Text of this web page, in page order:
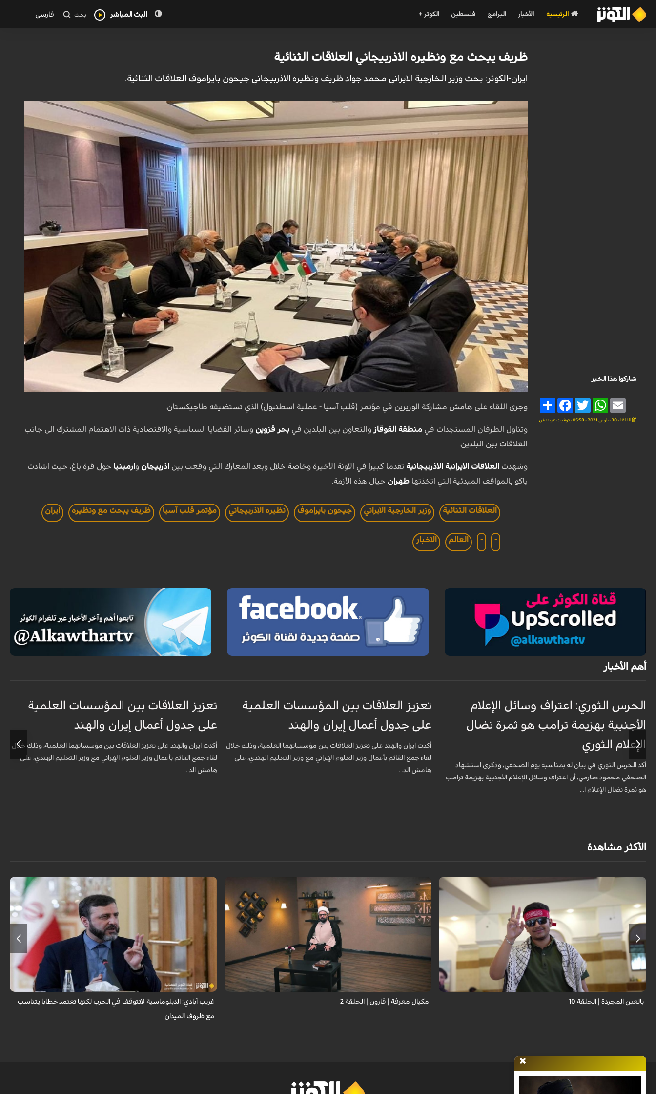
الرئيسية الأخبار البرامج فلسطين الكوثر + البث المباشر بحث فارسی
شاركوا هذا الخبر
Share
FacebookTwitter
WhatsAppEmail
الثلاثاء 30 مارس 2021 - 05:58 بتوقيت غرينتش
ظريف يبحث مع ونظيره الاذربيجاني العلاقات الثنائية
ايران-الكوثر: بحث وزير الخارجية الايراني محمد جواد ظريف ونظيره الاذربيجاني جيحون بايراموف العلاقات الثنائية.
وجرى اللقاء على هامش مشاركة الوزيرين في مؤتمر (قلب آسيا - عملية اسطنبول) الذي تستضيفه طاجيكستان.
وتناول الطرفان المستجدات في منطقة القوقاز والتعاون بين البلدين في بحر قزوين وسائر القضايا السياسية والاقتصادية ذات الاهتمام المشترك الى جانب
العلاقات بين البلدين.
وشهدت العلاقات الايرانية الاذربيجانية تقدما كبيرا في الآونة الأخيرة وخاصة خلال وبعد المعارك التي وقعت بين اذربيجان و ارمينيا حول قرة باغ، حيث اشادت
باكو بالمواقف المبدئية التي اتخذتها طهران حيال هذه الأزمة.
العلاقات الثنائية وزير الخارجية الايراني جيحون بايراموف نظيره الاذربيجاني مؤتمر قلب آسيا ظريف يبحث مع ونظيره ايران
-
- العالم الاخبار
أهم الأخبار
الحرس الثوري: اعتراف وسائل الإعلام
الأجنبية بهزيمة ترامب هو ثمرة نضال
الإعلام الثوري
أكد الحرس الثوري في بيان له بمناسبة يوم الصحفي، وذكرى استشهاد
الصحفي محمود صارمي، أن اعتراف وسائل الإعلام الأجنبية بهزيمة ترامب
هو ثمرة نضال الإعلام ا...
تعزيز العلاقات بين المؤسسات العلمية
على جدول أعمال إيران والهند
أكدت ايران والهند على تعزيز العلاقات بين مؤسساتهما العلمية، وذلك خلال
لقاء جمع القائم بأعمال وزير العلوم الإيراني مع وزير التعليم الهندي، على
هامش الد...
تعزيز العلاقات بين المؤسسات العلمية
على جدول أعمال إيران والهند
أكدت ايران والهند على تعزيز العلاقات بين مؤسساتهما العلمية، وذلك خلال
لقاء جمع القائم بأعمال وزير العلوم الإيراني مع وزير التعليم الهندي، على
هامش الد...
الأكثر مشاهدة
برنامج "بالعين المجردة" هو توثيق إنسانيٌّ شجاعٌ للحياة تحت وطأة الحرب، حيث
نستمع فيه إلى شهاداتٍ حيّةٍ لأشخاص عايشوا التفجيرات والدمار، فنرى بعيونهم
ت...
بالعين المجردة | الحلقة 10 مكيال معرفة | قارون | الحلقة 2
أكّد مساعد وزير الخارجية للشؤون القانونية والدولية "كاظم غريب آبادي" أن
الدبلوماسية لا تتوقف حتى في ظروف الحرب، ولكنها يجب ان تدار الرسائل
والمواقف وا...
غريب آبادي: الدبلوماسية لاتتوقف في الحرب لكنها تعتمد خطابا يتناسب
مع ظروف الميدان